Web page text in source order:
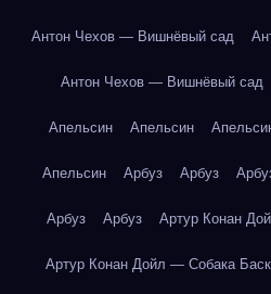
Антон Чехов — Вишнёвый сад
Антон Чехов — Вишнёвый сад
Апельсин Апельсин
Апельсин Арбуз Арбуз
Арбуз Арбуз Артур Конан
Артур Конан Дойл — Собака